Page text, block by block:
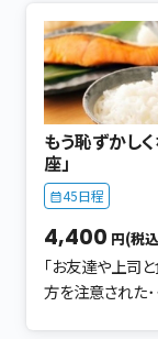
練習法を、 お１
うちで一緒に練習する「宿題」 宿
動としてお願いし
で大きく差が出て
ています。 この宿題で、お箸を正しく持てる 「早さ」が変わって
きます。 ● 上手に持てるポイント 「３つ」をお伝えします 鉛筆
もお箸も、正しく
も覚えてくれます
に気付き自分で正
により目に見える形
ってお伝えするレッスンです 親子で
２年生の息子がいます。 私自身、平日は
会社にてフルタイム勤務し
に ・正しい鉛筆 お箸の持ち方 ・食事の仕方 などのレッスンを
開講させて頂き 最近は大人の方にもご参加頂いております。
きっかけは 「人前で食事をするのが恥ずかしい」 「一緒に食事
した方に、食べ方を指摘された
基本が全くわかりません。と
なければいけない。
で言えば 相手を不愉快な思いにさせないことです。 意外と、い
つもの食べ方でマナ
がクセになっています。 【講座内容】 ●
器の並べ方 ● 器の持ち方 ● 食べる順番や食べ方 ● こ
れだけは覚えて損はな
もう恥ずかし
座」
45日程
4,400 円(税
「お友達や上司と食
方を注意された･･･」 「そもそも食事のマナーってな